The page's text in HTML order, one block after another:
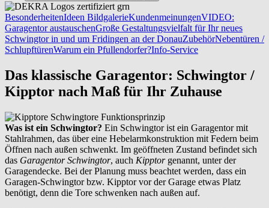
BesonderheitenIdeen BildgalerieKundenmeinungenVIDEO:
Garagentor austauschenGroße Gestaltungsvielfalt für Ihr neues
Schwingtor in und um Fridingen an der DonauZubehörNebentüren /
SchlupftürenWarum ein Pfullendorfer?Info-Service
Das klassische Garagentor: Schwingtor /
Kipptor nach Maß für Ihr Zuhause
Was ist ein Schwingtor? Ein Schwingtor ist ein Garagentor mit
Stahlrahmen, das über eine Hebelarmkonstruktion mit Federn beim
Öffnen nach außen schwenkt. Im geöffneten Zustand befindet sich
das Garagentor Schwingtor, auch Kipptorgenannt, unter der
Garagendecke. Bei der Planung muss beachtet werden, dass ein
Garagen-Schwingtor bzw. Kipptor vor der Garage etwas Platz
benötigt, denn die Tore schwenken nach außen auf.